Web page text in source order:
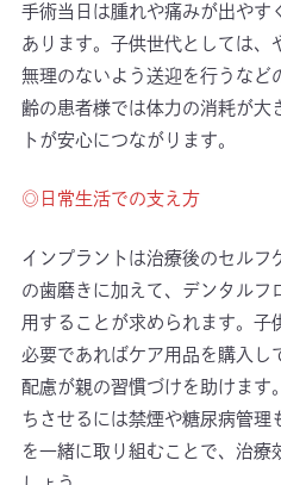
手術当日は腫れや痛みが出やす
あります。子供世代としては、
無理のないよう送迎を行うなど
齢の患者様では体力の消耗が大
トが安心につながります。
◎日常生活での支え方
インプラントは治療後のセルフ
の歯磨きに加えて、デンタルフ
用することが求められます。子
必要であればケア用品を購入し
配慮が親の習慣づけを助けます
ちさせるには禁煙や糖尿病管理
を一緒に取り組むことで、治療